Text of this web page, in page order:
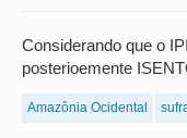
Considerando que o
posterioemente
Amazônia Ocidental